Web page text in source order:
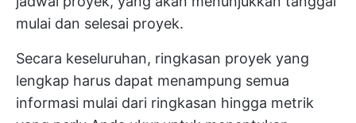
mulai dan selesai proyek.
Secara keseluruhan, ringkasan proyek yang
lengkap harus dapat menampung semua
informasi mulai dari ringkasan hingga metrik